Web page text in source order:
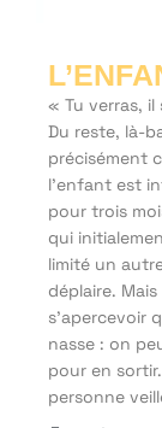
« Tu verras, il
Du reste, là-
précisément
l’enfant est
pour trois
qui
limité un
déplaire.
s’apercevoir
nasse : on
pour en
personne